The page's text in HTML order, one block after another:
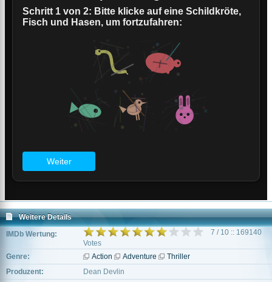
Weitere Details
IMDb Wertung:
7 / 10 :: 169140
Votes
Genre:
Action Adventure
Thriller
Produzent:
Dean Devlin